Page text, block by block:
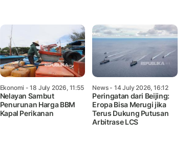
Ekonomi - 18 July 2026, 11:55
Nelayan Sambut
Penurunan Harga BBM
Kapal Perikanan
News- 14 July 2026, 16:12
Peringatan dari Beijing:
Eropa Bisa Merugi jika
Terus Dukung Putusan
Arbitrase LCS